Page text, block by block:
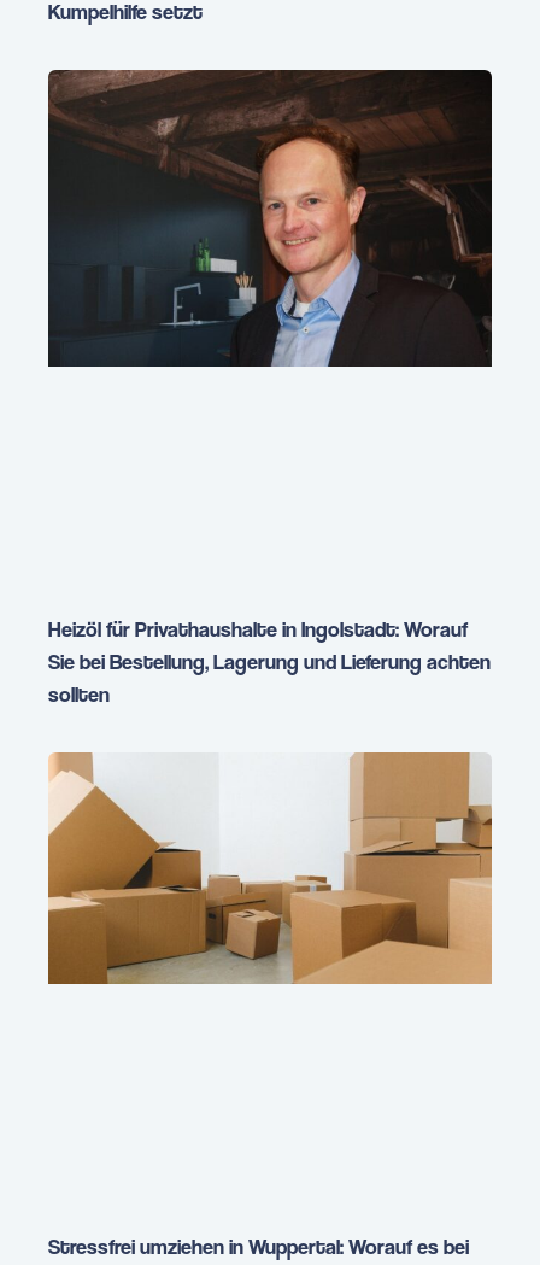
Kumpelhilfe setzt
Heizöl für Privathaushalte in Ingolstadt: Worauf
Sie bei Bestellung, Lagerung und Lieferung achten
sollten
Stressfrei umziehen in Wuppertal: Worauf es bei